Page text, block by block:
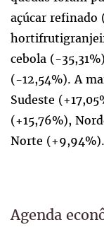
açúcar refinado
cebola (-
(-12,54%). A
Sudeste
(+15,76%),
Norte (+9,94%).
Agenda